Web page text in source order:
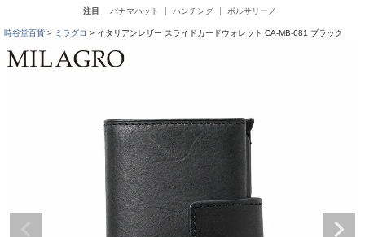
注目 パナマハット ハンチング ボルサリーノ
時谷堂百貨 ミラグロ イタリアンレザー スライドカードウォレット CA-MB-681 ブラック